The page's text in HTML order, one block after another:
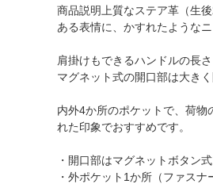
商品説明 上質なステア革（生
ある表情に、かすれたような
肩掛けもできるハンドルの長
マグネット式の開口部は大き
内外4か所のポケットで、荷
れた印象でおすすめです。
・開口部はマグネットボタン式
・外ポケット1か所（ファス